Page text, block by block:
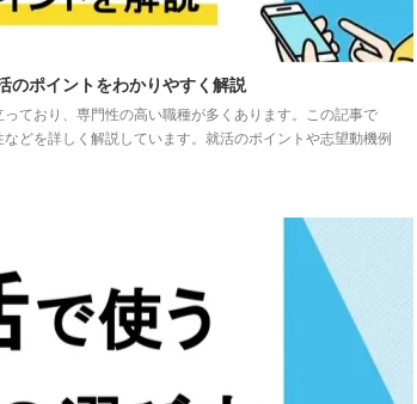
のポイントをわかりやすく解説
ており、専門性の高い職種が多くあります。この記事で
どを詳しく解説しています。就活のポイントや志望動機例